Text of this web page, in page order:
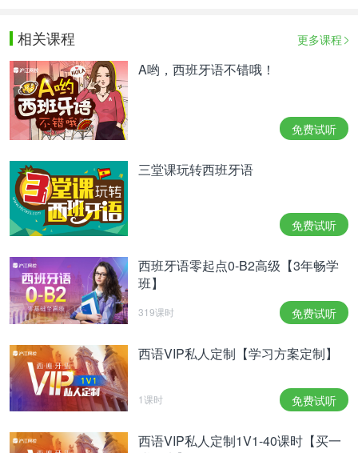
2. hinduismo
3. despistadoadj. 迷惘的
4. corrompertr. 使腐烂，使腐化；败坏
5. karmam. 因果报应
6. brahmánm. 婆罗门
",="" "helvetica="" neue",="" stheiti,="" "microsoft=""
yahei",="" tahoma,="" sans-serif"="">
声明：本内容
为沪江西语整理，
相关课程 更多课程
A哟，西班牙语不错哦！
免费试听
三堂课玩转西班牙语
免费试听
西班牙语零起点0-B2高级【3年畅学
班】
319课时 免费试听
西语VIP私人定制【学习方案定制】
1课时 免费试听
西语VIP私人定制1V1-40课时【买一